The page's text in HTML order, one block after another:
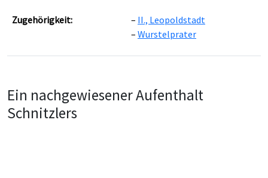
Zugehörigkeit:
II., Leopoldstadt
Wurstelprater
Ein nachgewiesener Aufenthalt
Schnitzlers